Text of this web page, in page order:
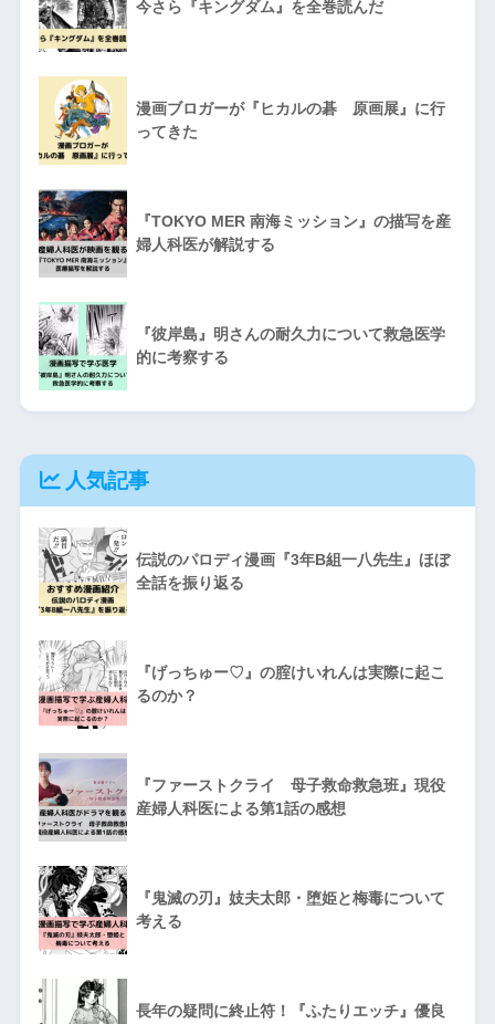
今さら『キングダム』を全巻読んだ
漫画ブロガーが『ヒカルの碁 原画展』に行
ってきた
『TOKYO MER 南海ミッション』の描写を産
婦人科医が解説する
『彼岸島』明さんの耐久力について救急医学
的に考察する
人気記事
伝説のパロディ漫画『3年B組一八先生』ほぼ
全話を振り返る
『げっちゅー♡』の腟けいれんは実際に起こ
るのか？
『ファーストクライ 母子救命救急班』現役
産婦人科医による第1話の感想
『鬼滅の刃』妓夫太郎・堕姫と梅毒について
考える
長年の疑問に終止符！『ふたりエッチ』優良